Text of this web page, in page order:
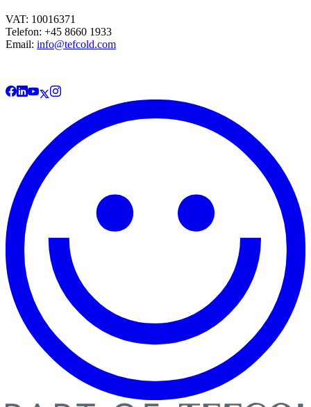
VAT: 10016371
Telefon: +45 8660 1933
Email: info@tefcold.com